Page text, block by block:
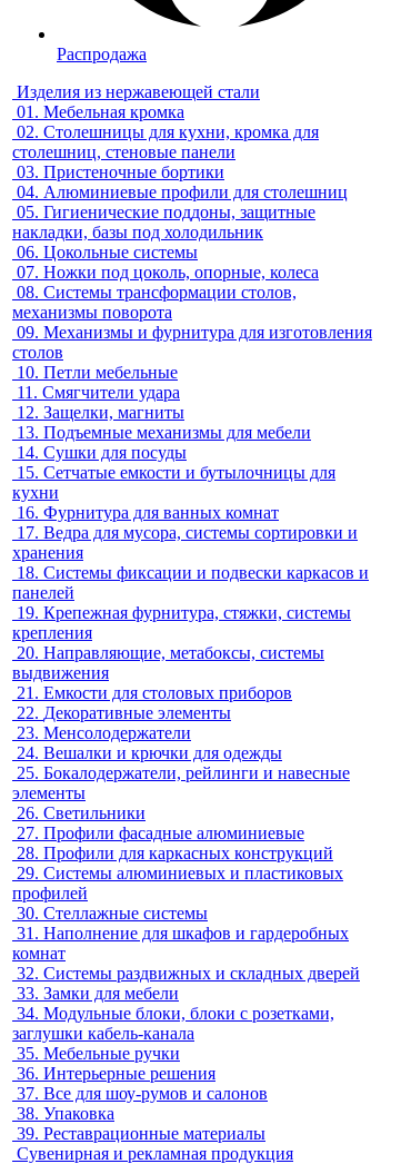
Распродажа
Изделия из нержавеющей стали
01. Мебельная кромка
02. Столешницы для кухни, кромка для
столешниц, стеновые панели
03. Пристеночные бортики
04. Алюминиевые профили для столешниц
05. Гигиенические поддоны, защитные
накладки, базы под холодильник
06. Цокольные системы
07. Ножки под цоколь, опорные, колеса
08. Системы трансформации столов,
механизмы поворота
09. Механизмы и фурнитура для изготовления
столов
10. Петли мебельные
11. Смягчители удара
12. Защелки, магниты
13. Подъемные механизмы для мебели
14. Сушки для посуды
15. Сетчатые емкости и бутылочницы для
кухни
16. Фурнитура для ванных комнат
17. Ведра для мусора, системы сортировки и
хранения
18. Системы фиксации и подвески каркасов и
панелей
19. Крепежная фурнитура, стяжки, системы
крепления
20. Направляющие, метабоксы, системы
выдвижения
21. Емкости для столовых приборов
22. Декоративные элементы
23. Менсолодержатели
24. Вешалки и крючки для одежды
25. Бокалодержатели, рейлинги и навесные
элементы
26. Светильники
27. Профили фасадные алюминиевые
28. Профили для каркасных конструкций
29. Системы алюминиевых и пластиковых
профилей
30. Стеллажные системы
31. Наполнение для шкафов и гардеробных
комнат
32. Системы раздвижных и складных дверей
33. Замки для мебели
34. Модульные блоки, блоки с розетками,
заглушки кабель-канала
35. Мебельные ручки
36. Интерьерные решения
37. Все для шоу-румов и салонов
38. Упаковка
39. Реставрационные материалы
Сувенирная и рекламная продукция